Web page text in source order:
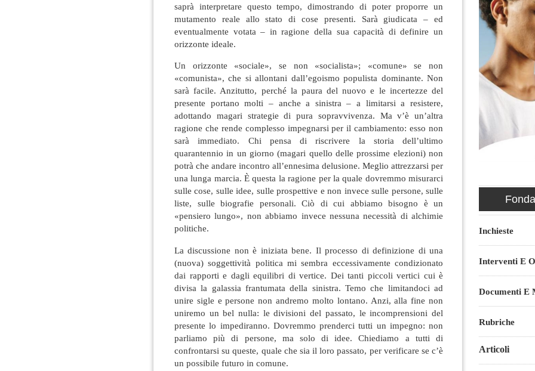
saprà interpretare questo tempo, dimostrando di poter proporre un
mutamento reale allo stato di cose presenti. Sarà giudicata – ed
eventualmente votata – in ragione della sua capacità di definire un
orizzonte ideale.
Un orizzonte «sociale», se non «socialista»; «comune» se non
«comunista», che si allontani dall’egoismo populista dominante. Non
sarà facile. Anzitutto, perché la paura del nuovo e le incertezze del
presente portano molti – anche a sinistra – a limitarsi a resistere,
adottando magari strategie di pura sopravvivenza. Ma v’è un’altra
ragione che rende complesso impegnarsi per il cambiamento: esso non
sarà immediato. Chi pensa di riscrivere la storia dell’ultimo
quarantennio in un giorno (magari quello delle prossime elezioni) non
potrà che andare incontro all’ennesima delusione. Meglio attrezzarsi per
una lunga marcia. È questa la ragione per la quale dovremmo misurarci
sulle cose, sulle idee, sulle prospettive e non invece sulle persone, sulle
liste, sulle biografie personali. Ciò di cui abbiamo bisogno è un
«pensiero lungo», non abbiamo invece nessuna necessità di alchimie
politiche.
La discussione non è iniziata bene. Il processo di definizione di una
(nuova) soggettività politica mi sembra eccessivamente condizionato
dai rapporti e dagli equilibri di vertice. Dei tanti piccoli vertici cui è
divisa la galassia frantumata della sinistra. Temo che limitandoci ad
unire sigle e persone non andremo molto lontano. Anzi, alla fine non
uniremo un bel nulla: le divisioni del passato, le incomprensioni del
presente lo impediranno. Dovremmo prenderci tutti un impegno: non
parliamo più di persone, ma solo di idee. Chiediamo a tutti di
confrontarsi su queste, quale che sia il loro passato, per verificare se c’è
un possibile futuro in comune.
Inchieste
Interventi E
Documenti E
Rubriche
Articoli